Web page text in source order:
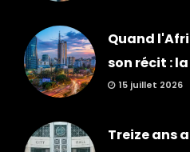
Quand
son récit :
15 juillet 2026
Treize ans